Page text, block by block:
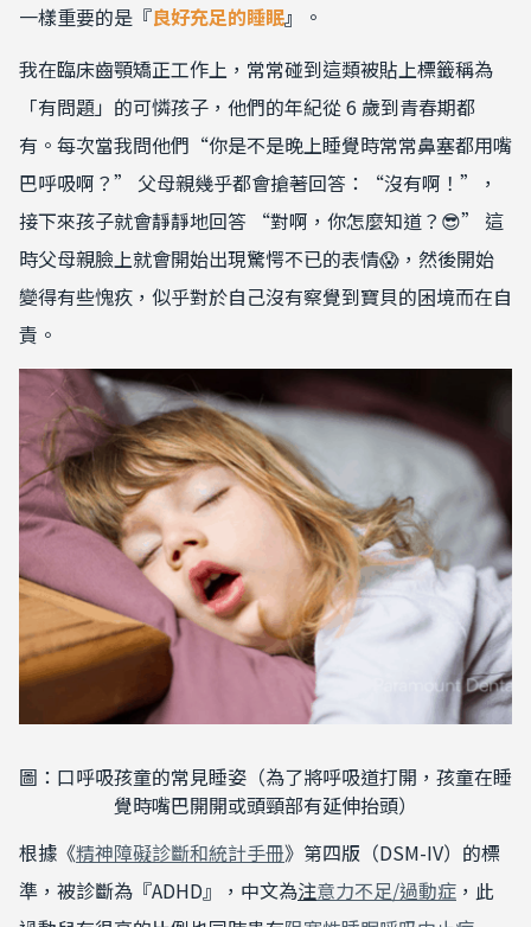
一樣重要的是『良好充足的睡眠』
。
我在臨床齒顎矯正工作上，常常碰到這類被貼上標籤稱為
「有問題」的可憐孩子，他們的年紀從 6 歲到青春期都
有。每次當我問他們“你是不是晚上睡覺時常常鼻塞都用嘴
巴呼吸啊？” 父母親幾乎都會搶著回答：“沒有啊！”，
接下來孩子就會靜靜地回答 “對啊，你怎麼知道？😎” 這
時父母親臉上就會開始出現驚愕不已的表情😱，然後開始
變得有些愧疚，似乎對於自己沒有察覺到寶貝的困境而在自
責。
圖：口呼吸孩童的常見睡姿（為了將呼吸道打開，孩童在睡
覺時嘴巴開開或頭頸部有延伸抬頭）
根據《精神障礙診斷和統計手冊》第四版（DSM-IV）的標
準，被診斷為『ADHD』，中文為注意力不足/過動症 ，此